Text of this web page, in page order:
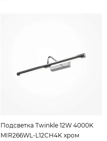
Подсветка Twinkle 12W 4000K
MIR266WL-L12CH4K хром